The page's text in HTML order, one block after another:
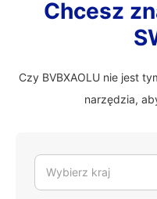
Chcesz
Czy BVBXAOLU nie jest
narzędzia,
Wybierz kraj